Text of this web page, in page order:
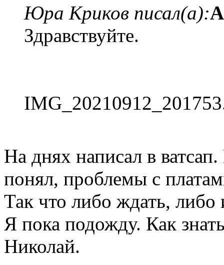
Юра Криков писал(а):
Здравствуйте.
На днях написал в
понял, проблемы с
Так что либо ждать, либо
Я пока подожду. Как
Николай.